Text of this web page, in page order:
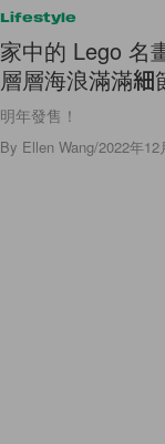
Lifestyle
家中的 Lego 名
層層海浪滿滿細
明年發售！
By Ellen Wang/2022年12